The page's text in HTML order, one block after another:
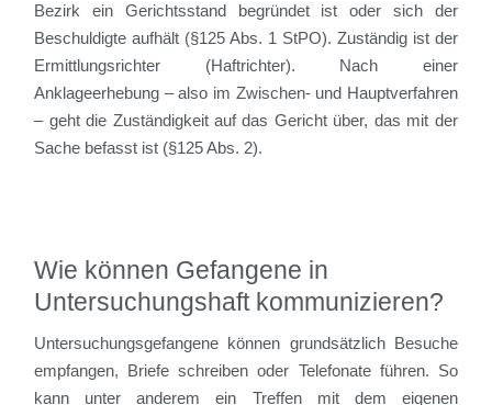
Bezirk ein Gerichtsstand begründet ist oder sich der
Beschuldigte aufhält (§125 Abs. 1 StPO). Zuständig ist der
Ermittlungsrichter (Haftrichter). Nach einer
Anklageerhebung – also im Zwischen- und Hauptverfahren
– geht die Zuständigkeit auf das Gericht über, das mit der
Sache befasst ist (§125 Abs. 2).
Wie können Gefangene in
Untersuchungshaft kommunizieren?
Untersuchungsgefangene können grundsätzlich Besuche
empfangen, Briefe schreiben oder Telefonate führen. So
kann unter anderem ein Treffen mit dem eigenen